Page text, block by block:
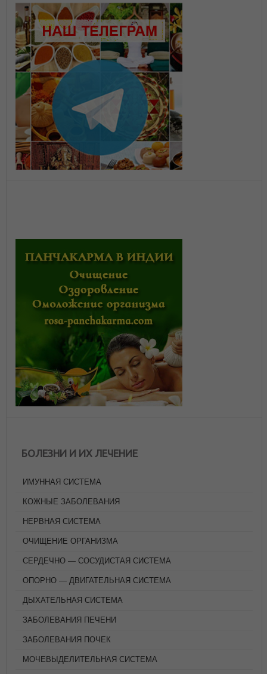
БОЛЕЗНИ И ИХ ЛЕЧЕНИЕ
ИМУННАЯ СИСТЕМА
КОЖНЫЕ ЗАБОЛЕВАНИЯ
НЕРВНАЯ СИСТЕМА
ОЧИЩЕНИЕ ОРГАНИЗМА
СЕРДЕЧНО — СОСУДИСТАЯ СИСТЕМА
ОПОРНО — ДВИГАТЕЛЬНАЯ СИСТЕМА
ДЫХАТЕЛЬНАЯ СИСТЕМА
ЗАБОЛЕВАНИЯ ПЕЧЕНИ
ЗАБОЛЕВАНИЯ ПОЧЕК
МОЧЕВЫДЕЛИТЕЛЬНАЯ СИСТЕМА